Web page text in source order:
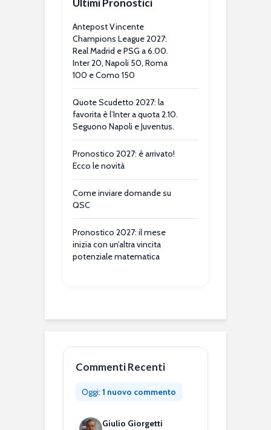
Ultimi Pronostici
Antepost Vincente
Champions League 2027:
Real Madrid e PSG a 6.00.
Inter 20, Napoli 50, Roma
100 e Como 150
Quote Scudetto 2027: la
favorita è l’Inter a quota 2.10.
Seguono Napoli e Juventus.
Pronostico 2027: è arrivato!
Ecco le novità
Come inviare domande su
QSC
Pronostico 2027: il mese
inizia con un’altra vincita
potenziale matematica
Commenti Recenti
Oggi: 1 nuovo commento
Giulio Giorgetti